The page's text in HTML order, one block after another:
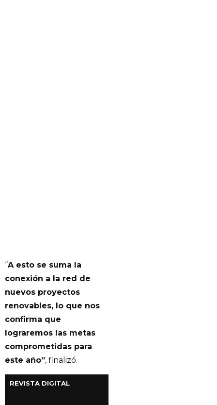
“A esto se suma la
conexión a la red de
nuevos proyectos
renovables, lo que nos
confirma que
lograremos las metas
comprometidas para
este año”, finalizó.
REVISTA DIGITAL